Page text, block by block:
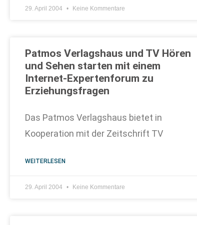
29. April 2004 Keine Kommentare
Patmos Verlagshaus und TV Hören
und Sehen starten mit einem
Internet-Expertenforum zu
Erziehungsfragen
Das Patmos Verlagshaus bietet in
Kooperation mit der Zeitschrift TV
WEITERLESEN
29. April 2004 Keine Kommentare